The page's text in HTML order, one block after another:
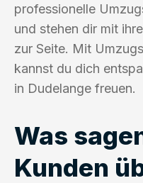
professionelle
und stehen dir mit
zur Seite. Mit
kannst du dich
in Dudelange freuen.
Was
Kunden